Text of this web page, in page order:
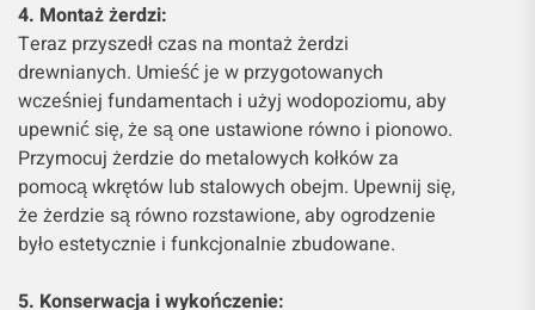
4. Montaż żerdzi:
Teraz przyszedł czas na montaż żerdzi
drewnianych. Umieść je w przygotowanych
wcześniej fundamentach i użyj wodopoziomu, aby
upewnić się, że są one ustawione równo i pionowo.
Przymocuj żerdzie do metalowych kołków za
pomocą wkrętów lub stalowych obejm. Upewnij się,
że żerdzie są równo rozstawione, aby ogrodzenie
było estetycznie i funkcjonalnie zbudowane.
5. Konserwacja i wykończenie: